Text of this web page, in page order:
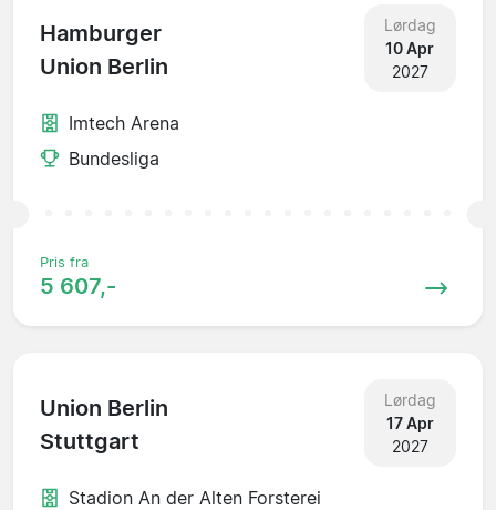
Hamburger
Union Berlin
Lørdag
10 Apr
2027
Imtech Arena
Bundesliga
Pris fra
5 607,-
Union Berlin
Stuttgart
Lørdag
17 Apr
2027
Stadion An der Alten Forsterei